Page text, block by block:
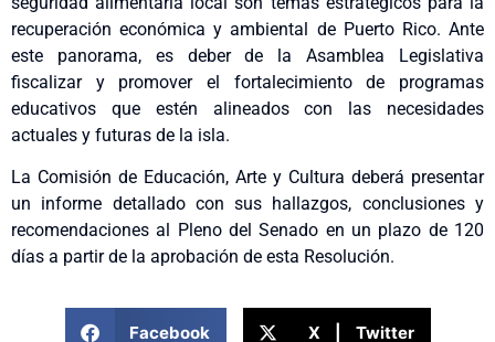
recuperación económica y ambiental de Puerto Rico. Ante
este panorama, es deber de la Asamblea Legislativa
fiscalizar y promover el fortalecimiento de programas
educativos que estén alineados con las necesidades
actuales y futuras de la isla.
La Comisión de Educación, Arte y Cultura deberá presentar
un informe detallado con sus hallazgos, conclusiones y
recomendaciones al Pleno del Senado en un plazo de 120
días a partir de la aprobación de esta Resolución.
Facebook X | Twitter